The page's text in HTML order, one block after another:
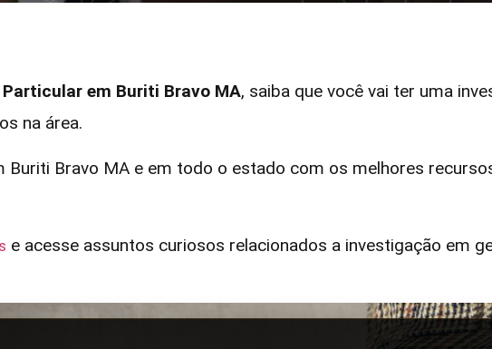
em Buriti Bravo MA, saiba que você vai ter uma
na área.
Buriti Bravo MA e em todo o estado com os melhores
e acesse assuntos curiosos relacionados a investigação em